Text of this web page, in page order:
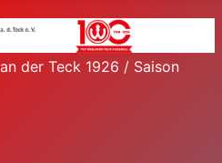
der Teck 1926 / Saison